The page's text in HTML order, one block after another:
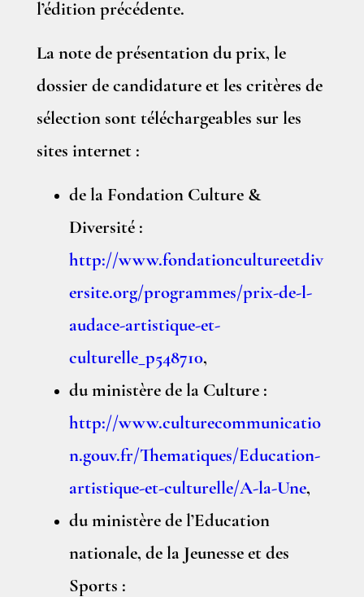
l’édition précédente.
La note de présentation du prix, le
dossier de candidature et les critères de
sélection sont téléchargeables sur les
sites internet :
de la Fondation Culture &
Diversité :
http://www.fondationcultureetdiv
ersite.org/programmes/prix-de-l-
audace-artistique-et-
culturelle_p548710,
du ministère de la Culture :
http://www.culturecommunicatio
n.gouv.fr/Thematiques/Education-
artistique-et-culturelle/A-la-Une,
du ministère de l’Education
nationale, de la Jeunesse et des
Sports :